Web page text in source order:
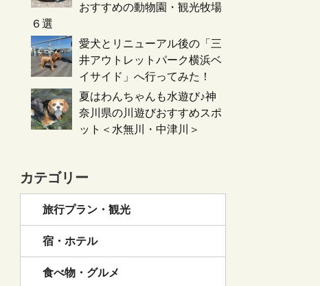
おすすめの動物園・観光牧場
６選
愛犬とリニューアル後の「三
井アウトレットパーク横浜ベ
イサイド」へ行ってみた！
夏はわんちゃんも水遊び♪神
奈川県の川遊びおすすめスポ
ット＜水無川・中津川＞
カテゴリー
旅行プラン・観光
宿・ホテル
食べ物・グルメ